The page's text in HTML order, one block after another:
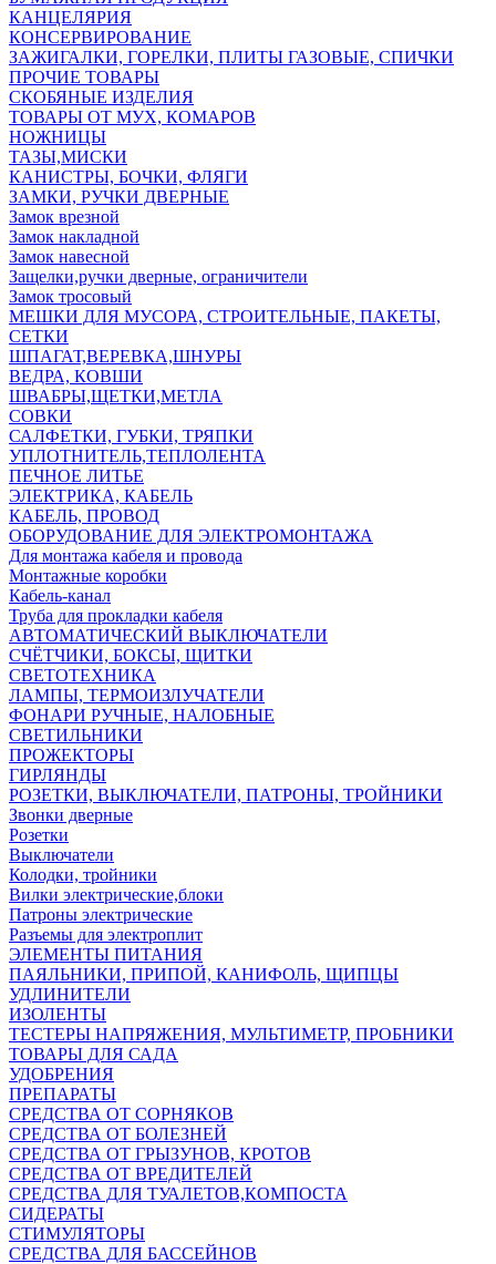
КАНЦЕЛЯРИЯ
КОНСЕРВИРОВАНИЕ
ЗАЖИГАЛКИ, ГОРЕЛКИ, ПЛИТЫ ГАЗОВЫЕ, СПИЧКИ
ПРОЧИЕ ТОВАРЫ
СКОБЯНЫЕ ИЗДЕЛИЯ
ТОВАРЫ ОТ МУХ, КОМАРОВ
НОЖНИЦЫ
ТАЗЫ,МИСКИ
КАНИСТРЫ, БОЧКИ, ФЛЯГИ
ЗАМКИ, РУЧКИ ДВЕРНЫЕ
Замок врезной
Замок накладной
Замок навесной
Защелки,ручки дверные, ограничители
Замок тросовый
МЕШКИ ДЛЯ МУСОРА, СТРОИТЕЛЬНЫЕ, ПАКЕТЫ,
СЕТКИ
ШПАГАТ,ВЕРЕВКА,ШНУРЫ
ВЕДРА, КОВШИ
ШВАБРЫ,ЩЕТКИ,МЕТЛА
СОВКИ
САЛФЕТКИ, ГУБКИ, ТРЯПКИ
УПЛОТНИТЕЛЬ,ТЕПЛОЛЕНТА
ПЕЧНОЕ ЛИТЬЕ
ЭЛЕКТРИКА, КАБЕЛЬ
КАБЕЛЬ, ПРОВОД
ОБОРУДОВАНИЕ ДЛЯ ЭЛЕКТРОМОНТАЖА
Для монтажа кабеля и провода
Монтажные коробки
Кабель-канал
Труба для прокладки кабеля
АВТОМАТИЧЕСКИЙ ВЫКЛЮЧАТЕЛИ
СЧЁТЧИКИ, БОКСЫ, ЩИТКИ
СВЕТОТЕХНИКА
ЛАМПЫ, ТЕРМОИЗЛУЧАТЕЛИ
ФОНАРИ РУЧНЫЕ, НАЛОБНЫЕ
СВЕТИЛЬНИКИ
ПРОЖЕКТОРЫ
ГИРЛЯНДЫ
РОЗЕТКИ, ВЫКЛЮЧАТЕЛИ, ПАТРОНЫ, ТРОЙНИКИ
Звонки дверные
Розетки
Выключатели
Колодки, тройники
Вилки электрические,блоки
Патроны электрические
Разъемы для электроплит
ЭЛЕМЕНТЫ ПИТАНИЯ
ПАЯЛЬНИКИ, ПРИПОЙ, КАНИФОЛЬ, ЩИПЦЫ
УДЛИНИТЕЛИ
ИЗОЛЕНТЫ
ТЕСТЕРЫ НАПРЯЖЕНИЯ, МУЛЬТИМЕТР, ПРОБНИКИ
ТОВАРЫ ДЛЯ САДА
УДОБРЕНИЯ
ПРЕПАРАТЫ
СРЕДСТВА ОТ СОРНЯКОВ
СРЕДСТВА ОТ БОЛЕЗНЕЙ
СРЕДСТВА ОТ ГРЫЗУНОВ, КРОТОВ
СРЕДСТВА ОТ ВРЕДИТЕЛЕЙ
СРЕДСТВА ДЛЯ ТУАЛЕТОВ,КОМПОСТА
СИДЕРАТЫ
СТИМУЛЯТОРЫ
СРЕДСТВА ДЛЯ БАССЕЙНОВ